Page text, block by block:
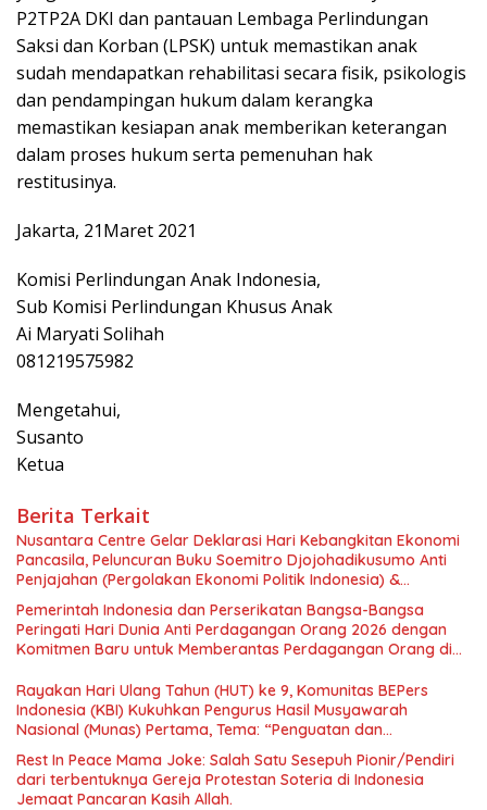
P2TP2A DKI dan pantauan Lembaga Perlindungan
Saksi dan Korban (LPSK) untuk memastikan anak
sudah mendapatkan rehabilitasi secara fisik, psikologis
dan pendampingan hukum dalam kerangka
memastikan kesiapan anak memberikan keterangan
dalam proses hukum serta pemenuhan hak
restitusinya.
Jakarta, 21Maret 2021
Komisi Perlindungan Anak Indonesia,
Sub Komisi Perlindungan Khusus Anak
Ai Maryati Solihah
081219575982
Mengetahui,
Susanto
Ketua
Berita Terkait
Nusantara Centre Gelar Deklarasi Hari Kebangkitan Ekonomi
Pancasila, Peluncuran Buku Soemitro Djojohadikusumo Anti
Penjajahan (Pergolakan Ekonomi Politik Indonesia) &
Simposium Nasional “Urgensi Undang-Undang Perekonomian
Nasional dan Kesejahteraan Sosial dalam Menata Bangsa
Menuju Indonesia Emas 2045”,
Pemerintah Indonesia dan Perserikatan Bangsa-Bangsa
Peringati Hari Dunia Anti Perdagangan Orang 2026 dengan
Komitmen Baru untuk Memberantas Perdagangan Orang di
Rayakan Hari Ulang Tahun (HUT) ke 9, Komunitas BEPers
Indonesia (KBI) Kukuhkan Pengurus Hasil Musyawarah
Nasional (Munas) Pertama, Tema: “Penguatan dan
Pengembangan Organisasi KBI yang Berbasis Riset di seluruh
Indonesia dan Mancanegara”.
Rest In Peace Mama Joke: Salah Satu Sesepuh Pionir/Pendiri
dari terbentuknya Gereja Protestan Soteria di Indonesia
Jemaat Pancaran Kasih Allah.